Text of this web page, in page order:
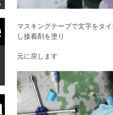
マスキングテープで文字をタ
し接着剤を塗り
元に戻します